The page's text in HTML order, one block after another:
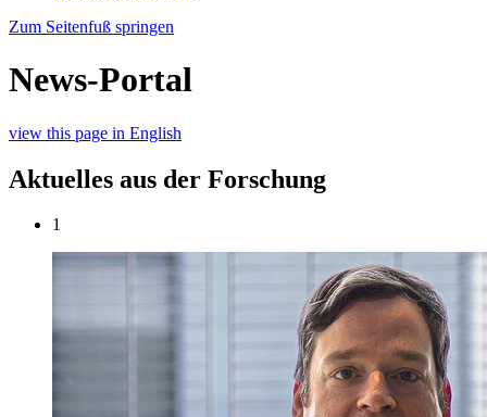
Zum Seitenfuß springen
News-Portal
view this page in English
Aktuelles aus der Forschung
1